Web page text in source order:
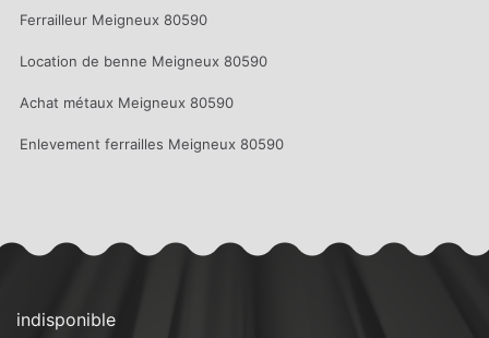
Ferrailleur Meigneux 80590
Location de benne Meigneux 80590
Achat métaux Meigneux 80590
Enlevement ferrailles Meigneux 80590
indisponible